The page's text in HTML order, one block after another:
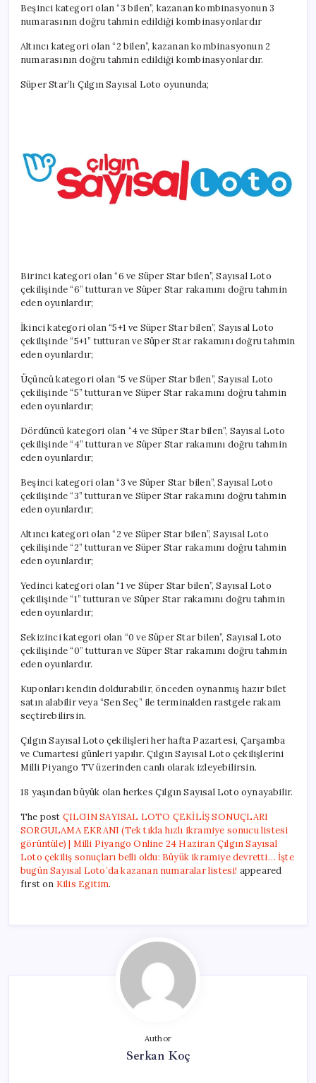
Beşinci kategori olan “3 bilen”, kazanan kombinasyonun 3
numarasının doğru tahmin edildiği kombinasyonlardır
Altıncı kategori olan “2 bilen”, kazanan kombinasyonun 2
numarasının doğru tahmin edildiği kombinasyonlardır.
Süper Star’lı Çılgın Sayısal Loto oyununda;
Birinci kategori olan “6 ve Süper Star bilen”, Sayısal Loto
çekilişinde “6” tutturan ve Süper Star rakamını doğru tahmin
eden oyunlardır;
İkinci kategori olan “5+1 ve Süper Star bilen”, Sayısal Loto
çekilişinde “5+1” tutturan ve Süper Star rakamını doğru tahmin
eden oyunlardır;
Üçüncü kategori olan “5 ve Süper Star bilen”, Sayısal Loto
çekilişinde “5” tutturan ve Süper Star rakamını doğru tahmin
eden oyunlardır;
Dördüncü kategori olan “4 ve Süper Star bilen”, Sayısal Loto
çekilişinde “4” tutturan ve Süper Star rakamını doğru tahmin
eden oyunlardır;
Beşinci kategori olan “3 ve Süper Star bilen”, Sayısal Loto
çekilişinde “3” tutturan ve Süper Star rakamını doğru tahmin
eden oyunlardır;
Altıncı kategori olan “2 ve Süper Star bilen”, Sayısal Loto
çekilişinde “2” tutturan ve Süper Star rakamını doğru tahmin
eden oyunlardır;
Yedinci kategori olan “1 ve Süper Star bilen”, Sayısal Loto
çekilişinde “1” tutturan ve Süper Star rakamını doğru tahmin
eden oyunlardır;
Sekizinci kategori olan “0 ve Süper Star bilen”, Sayısal Loto
çekilişinde “0” tutturan ve Süper Star rakamını doğru tahmin
eden oyunlardır.
Kuponları kendin doldurabilir, önceden oynanmış hazır bilet
satın alabilir veya “Sen Seç” ile terminalden rastgele rakam
seçtirebilirsin.
Çılgın Sayısal Loto çekilişleri her hafta Pazartesi, Çarşamba
ve Cumartesi günleri yapılır. Çılgın Sayısal Loto çekilişlerini
Milli Piyango TV üzerinden canlı olarak izleyebilirsin.
18 yaşından büyük olan herkes Çılgın Sayısal Loto oynayabilir.
The post ÇILGIN SAYISAL LOTO ÇEKİLİŞ SONUÇLARI
SORGULAMA EKRANI (Tek tıkla hızlı ikramiye sonucu listesi
görüntüle) | Milli Piyango Online 24 Haziran Çılgın Sayısal
Loto çekiliş sonuçları belli oldu: Büyük ikramiye devretti… İşte
bugün Sayısal Loto’da kazanan numaralar listesi! appeared
first on Kilis Egitim.
Author
Serkan Koç